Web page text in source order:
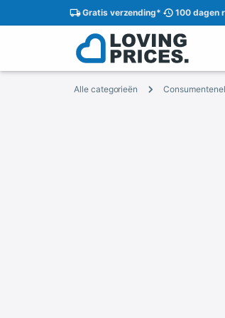
Gratisverzending* 100 dagen
Alle categorieën